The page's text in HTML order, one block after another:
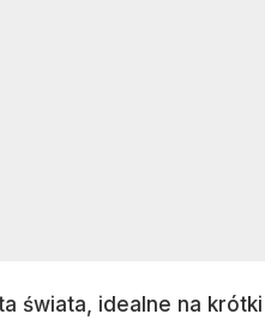
świata, idealne na krótki